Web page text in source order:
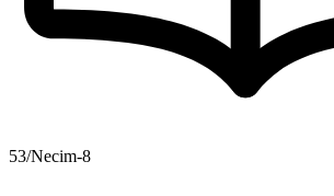
53/Necim-8